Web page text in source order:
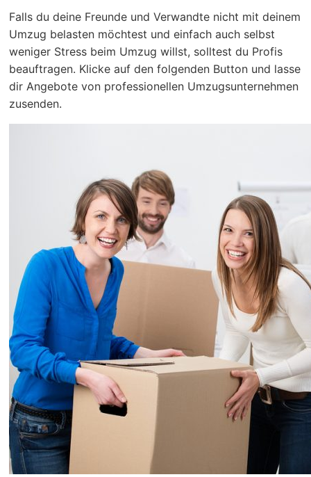
Falls du deine Freunde und Verwandte nicht mit deinem
Umzug belasten möchtest und einfach auch selbst
weniger Stress beim Umzug willst, solltest du Profis
beauftragen. Klicke auf den folgenden Button und lasse
dir Angebote von professionellen Umzugsunternehmen
zusenden.